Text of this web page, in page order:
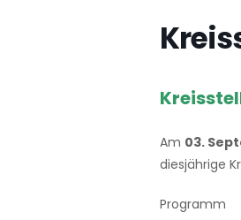
Am 03.
diesjährige
Programm